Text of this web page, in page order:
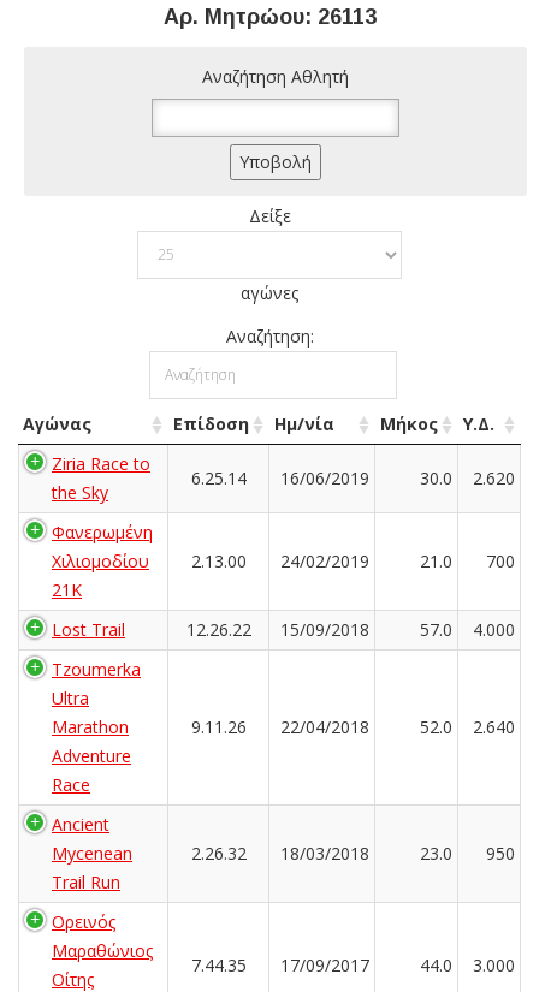
Αρ. Μητρώου: 26113
Αναζήτηση Αθλητή
Δείξε
αγώνες
Αναζήτηση:
Αγώνας Επίδοση Ημ/νία Μήκος
Υ.Δ.
Ziria Race to
the Sky
6.25.14 16/06/2019 30.0 2.620
Φανερωμένη
Χιλιομοδίου
21Κ
2.13.00 24/02/2019 21.0 700
Lost Trail 12.26.22 15/09/2018 57.0
4.000
Tzoumerka
Ultra
Marathon
Adventure
Race
9.11.26 22/04/2018 52.0 2.640
Ancient
Mycenean
Trail Run
2.26.32 18/03/2018 23.0 950
Ορεινός
Μαραθώνιος
Οίτης
7.44.35 17/09/2017 44.0 3.000